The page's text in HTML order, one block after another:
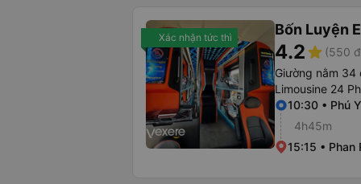
Xác nhận tức thì Bốn Luyện
4.2star (550
Giường nằm 34
Limousine 24
10:30 • Phú
4h45m
15:15 • Phan